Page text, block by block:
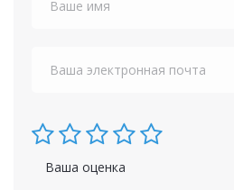
Ваша оценка